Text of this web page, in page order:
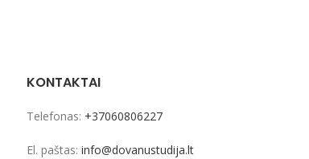
KONTAKTAI
Telefonas: +37060806227
El. paštas: info@dovanustudija.lt